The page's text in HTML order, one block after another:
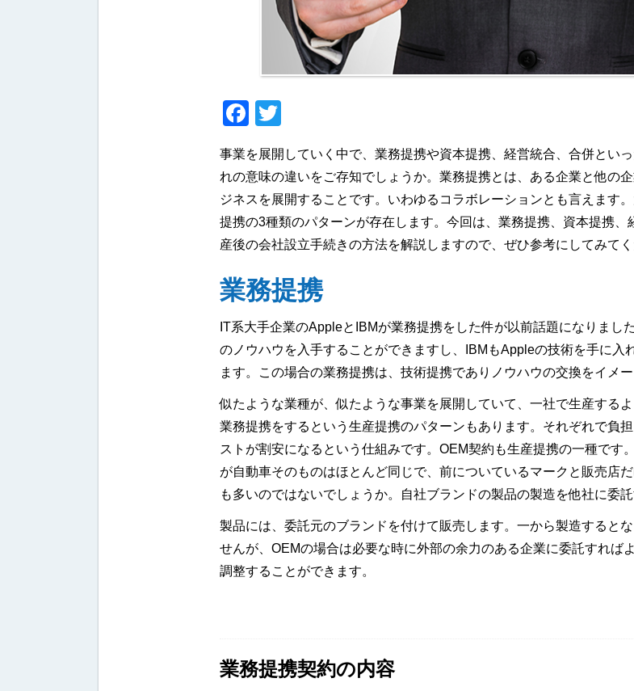
Facebook
事業を展開していく中で、業務提携や資本提携、経営統合、合併とい
れの意味の違いをご存知でしょうか。業務提携とは、ある企業と他の
ジネスを展開することです。いわゆるコラボレーションとも言えます
提携の3種類のパターンが存在します。今回は、業務提携、資本提携
産後の会社設立手続きの方法を解説しますので、ぜひ参考にしてみてく
業務提携
IT系大手企業のAppleとIBMが業務提携をした件が以前話題になりまし
のノウハウを入手することができますし、IBMもAppleの技術を手に入
ます。この場合の業務提携は、技術提携でありノウハウの交換をイメ
似たような業種が、似たような事業を展開していて、一社で生産する
業務提携をするという生産提携のパターンもあります。それぞれで負
ストが割安になるという仕組みです。OEM契約も生産提携の一種です
が自動車そのものはほとんど同じで、前についているマークと販売店
も多いのではないでしょうか。自社ブランドの製品の製造を他社に委託
製品には、委託元のブランドを付けて販売します。一から製造すると
せんが、OEMの場合は必要な時に外部の余力のある企業に委託すれば
調整することができます。
業務提携契約の内容